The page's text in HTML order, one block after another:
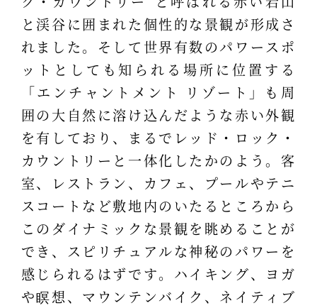
と渓谷に囲まれた個性的な景観が形成さ
れました。そして世界有数のパワースポ
ットとしても知られる場所に位置する
「エンチャントメント リゾート」も周
囲の大自然に溶け込んだような赤い外観
を有しており、まるでレッド・ロック・
カウントリーと一体化したかのよう。客
室、レストラン、カフェ、プールやテニ
スコートなど敷地内のいたるところから
このダイナミックな景観を眺めることが
でき、スピリチュアルな神秘のパワーを
感じられるはずです。ハイキング、ヨガ
や瞑想、マウンテンバイク、ネイティブ